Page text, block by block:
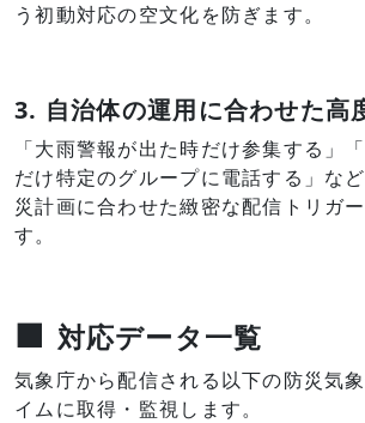
う初動対応の空文化を防ぎます。
3. 自治体の運用に合わせた高
「大雨警報が出た時だけ参集する」
だけ特定のグループに電話する」な
災計画に合わせた緻密な配信トリガ
す。
■ 対応データ一覧
気象庁から配信される以下の防災気
イムに取得・監視します。